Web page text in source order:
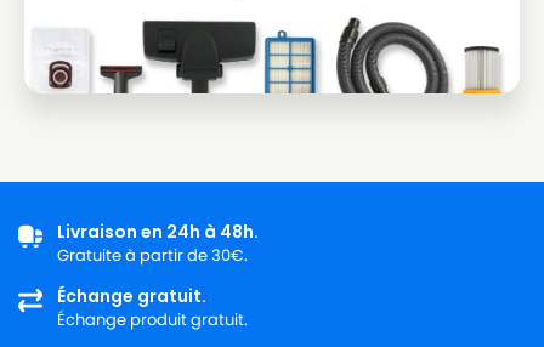
Livraison en 24h à 48h.
Gratuite à partir de 30€.
Échange gratuit.
Échange produit gratuit.